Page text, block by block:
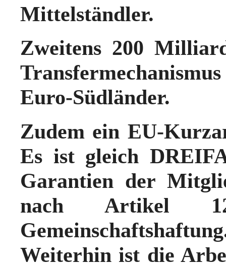
Mittelständler.
Zweitens 200
Euro-Südländer.
Zudem ein EU-
Es ist gleich
Garantien der
nach Artikel
Weiterhin ist die